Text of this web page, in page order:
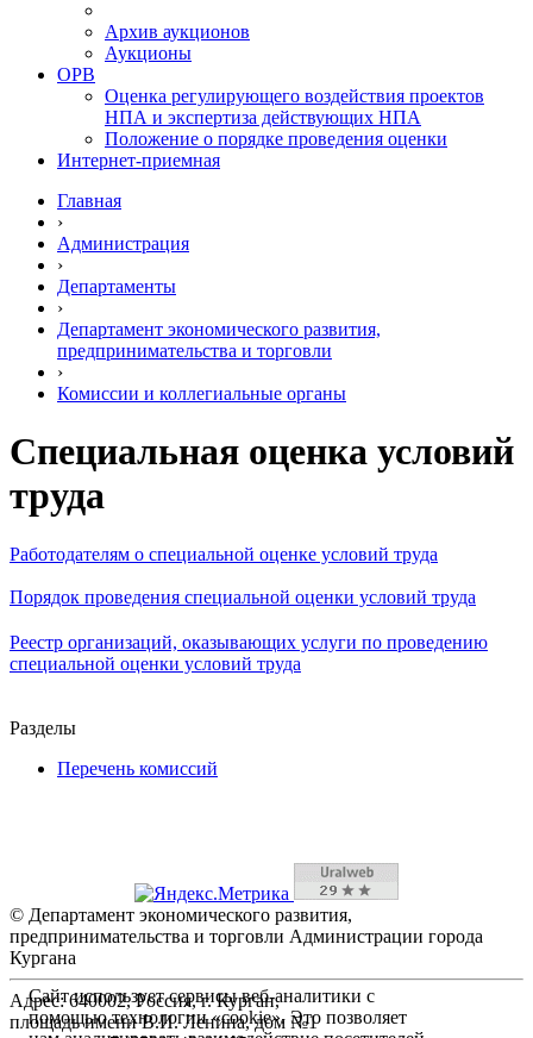
Архив аукционов
Аукционы
ОРВ
Оценка регулирующего воздействия проектов
НПА и экспертиза действующих НПА
Положение о порядке проведения оценки
Интернет-приемная
Главная
›
Администрация
›
Департаменты
›
Департамент экономического развития,
предпринимательства и торговли
›
Комиссии и коллегиальные органы
Специальная оценка условий
труда
Работодателям о специальной оценке условий труда
Порядок проведения специальной оценки условий труда
Реестр организаций, оказывающих услуги по проведению
специальной оценки условий труда
Разделы
Перечень комиссий
© Департамент экономического развития,
предпринимательства и торговли Администрации города
Кургана
Адрес: 640002, Россия, г. Курган,
площадь имени В.И. Ленина, дом №1
Сайт использует сервисы веб-аналитики с
помощью технологии «cookie». Это позволяет